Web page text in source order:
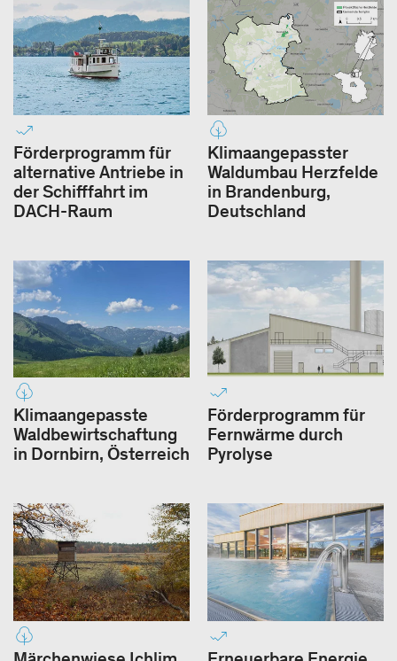
Förderprogramm für
alternative Antriebe in
der Schifffahrt im
DACH-Raum
Klimaangepasster
Waldumbau Herzfelde
in Brandenburg,
Deutschland
Klimaangepasste
Waldbewirtschaftung
in Dornbirn, Österreich
Förderprogramm für
Fernwärme durch
Pyrolyse